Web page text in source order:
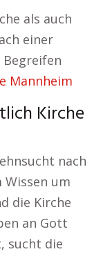
als auch
einer
Mannheim
Kirche
nach
um
die Kirche
an Gott
sucht die